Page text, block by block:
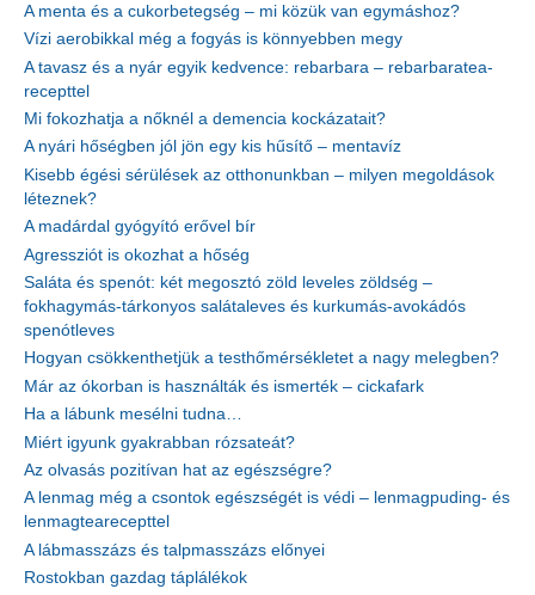
A menta és a cukorbetegség – mi közük van egymáshoz?
Vízi aerobikkal még a fogyás is könnyebben megy
A tavasz és a nyár egyik kedvence: rebarbara – rebarbaratea-
recepttel
Mi fokozhatja a nőknél a demencia kockázatait?
A nyári hőségben jól jön egy kis hűsítő – mentavíz
Kisebb égési sérülések az otthonunkban – milyen megoldások
léteznek?
A madárdal gyógyító erővel bír
Agressziót is okozhat a hőség
Saláta és spenót: két megosztó zöld leveles zöldség –
fokhagymás-tárkonyos salátaleves és kurkumás-avokádós
spenótleves
Hogyan csökkenthetjük a testhőmérsékletet a nagy melegben?
Már az ókorban is használták és ismerték – cickafark
Ha a lábunk mesélni tudna…
Miért igyunk gyakrabban rózsateát?
Az olvasás pozitívan hat az egészségre?
A lenmag még a csontok egészségét is védi – lenmagpuding- és
lenmagtearecepttel
A lábmasszázs és talpmasszázs előnyei
Rostokban gazdag táplálékok